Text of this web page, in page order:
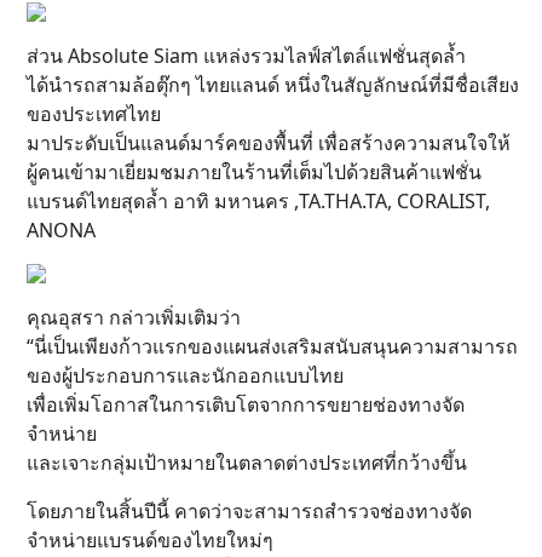
ส่วน Absolute Siam แหล่งรวมไลฟ์สไตล์แฟชั่นสุดล้ำ
ได้นำรถสามล้อตุ๊กๆ ไทยแลนด์ หนึ่งในสัญลักษณ์ที่มีชื่อเสียง
ของประเทศไทย
มาประดับเป็นแลนด์มาร์คของพื้นที่ เพื่อสร้างความสนใจให้
ผู้คนเข้ามาเยี่ยมชมภายในร้านที่เต็มไปด้วยสินค้าแฟชั่น
แบรนด์ไทยสุดล้ำ อาทิ มหานคร ,TA.THA.TA, CORALIST,
ANONA
คุณอุสรา กล่าวเพิ่มเติมว่า
“นี่เป็นเพียงก้าวแรกของแผนส่งเสริมสนับสนุนความสามารถ
ของผู้ประกอบการและนักออกแบบไทย
เพื่อเพิ่มโอกาสในการเติบโตจากการขยายช่องทางจัด
จำหน่าย
และเจาะกลุ่มเป้าหมายในตลาดต่างประเทศที่กว้างขึ้น
โดยภายในสิ้นปีนี้ คาดว่าจะสามารถสำรวจช่องทางจัด
จำหน่ายแบรนด์ของไทยใหม่ๆ